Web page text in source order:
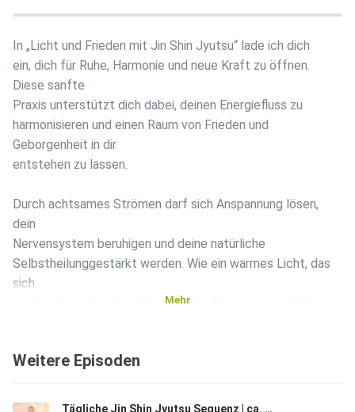
In „Licht und Frieden mit Jin Shin Jyutsu“ lade ich dich
ein, dich für Ruhe, Harmonie und neue Kraft zu öffnen.
Diese sanfte
Praxis unterstützt dich dabei, deinen Energiefluss zu
harmonisieren und einen Raum von Frieden und
Geborgenheit in dir
entstehen zu lassen.
Durch achtsames Strömen darf sich Anspannung lösen,
dein
Nervensystem beruhigen und deine natürliche
Selbstheilunggestärkt werden. Wie ein warmes Licht, das
sich
sanft in dir ausbreitet, können mehr Entspannung, Klarheit
den Alltag loszulassen und deinen Schlaf zu
Mehr
Weitere Episoden
Tägliche Jin Shin Jyutsu Sequenz | ca. 30 Min | Folge 184